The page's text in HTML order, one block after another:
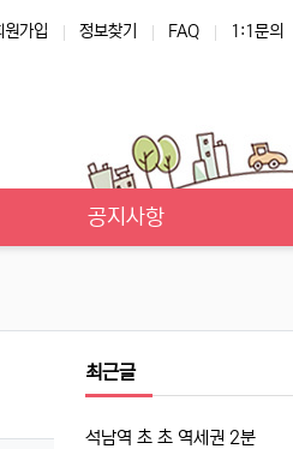
원가입 정보찾기 FAQ 1:1문의
공지사항
최근글
석남역 초 초 역세권 2분